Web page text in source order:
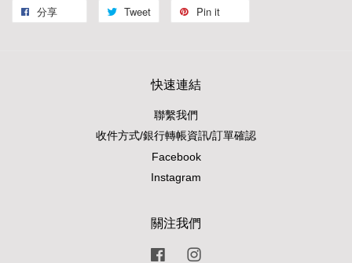
分享 Tweet Pin it
快速連結
聯繫我們
收件方式/銀行轉帳資訊/訂單確認
Facebook
Instagram
關注我們
Facebook